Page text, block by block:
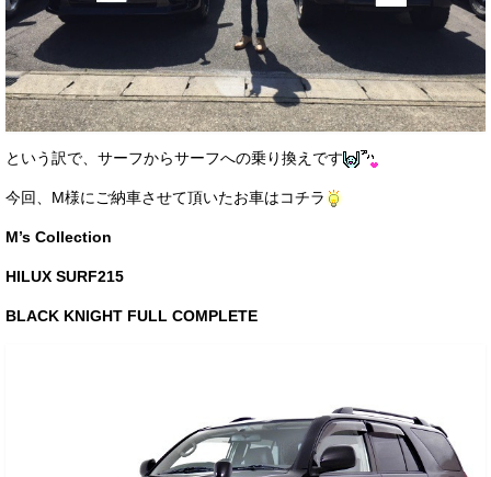
という訳で、サーフからサーフへの乗り換えです
今回、M様にご納車させて頂いたお車はコチラ
M’s Collection
HILUX SURF215
BLACK KNIGHT FULL COMPLETE